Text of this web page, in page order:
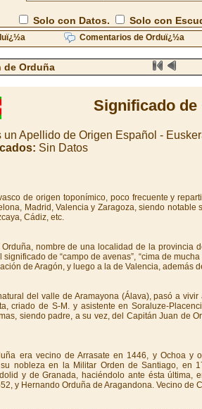
Solo con Datos. Solo con
Comentarios de Orduï¿½a
Orduña
Significado
un Apellido de Origen Español -
Sin Datos
de origen toponímico, poco frecuente y
Madrid, Valencia y Zaragoza, siendo notable
Cádiz, etc.
nombre de una localidad de la provincia
de “campo de avenas”, “cima de
de Aragón, y luego a la de Valencia, además
del valle de Aramayona (Álava), pasó a
criado de S-M. y asistente en Soraluze-
siendo padre, a su vez, del Capitán Juan de
era vecino de Arrasate en 1446, y Ochoa y
nobleza en la Militar Orden de Santiago, en
y de Granada, haciéndolo ante ésta última,
y Hernando Orduña de Aragandona. Vecino de